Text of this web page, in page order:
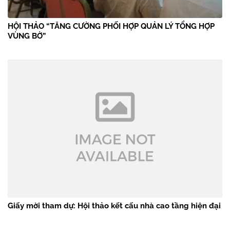
HỘI THẢO “TĂNG CƯỜNG PHỐI HỢP QUẢN LÝ TỔNG HỢP
VÙNG BỜ”
Giấy mời tham dự: Hội thảo kết cấu nhà cao tầng hiện đại